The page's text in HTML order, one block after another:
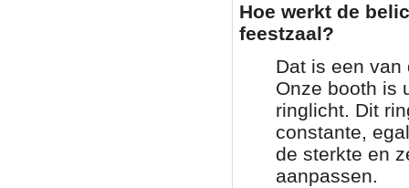
Hoe werkt de
feestzaal?
Dat is een
Onze booth is
ringlicht. Dit
constante,
de sterkte en
aanpassen.